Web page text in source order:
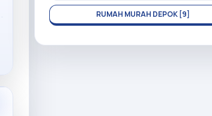
RUMAH MURAH DEPOK [9]